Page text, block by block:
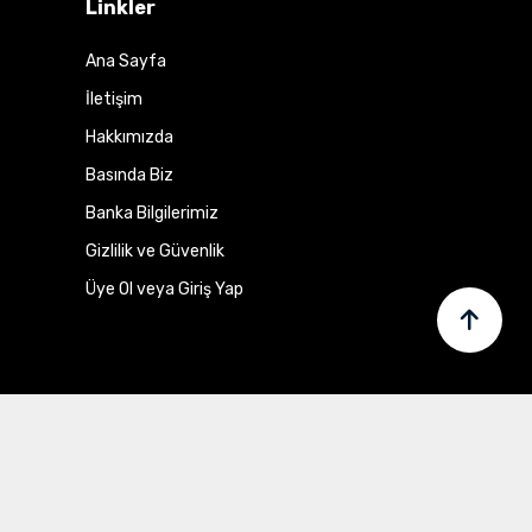
Linkler
Ana Sayfa
İletişim
Hakkımızda
Basında Biz
Banka Bilgilerimiz
Gizlilik ve Güvenlik
Üye Ol veya Giriş Yap